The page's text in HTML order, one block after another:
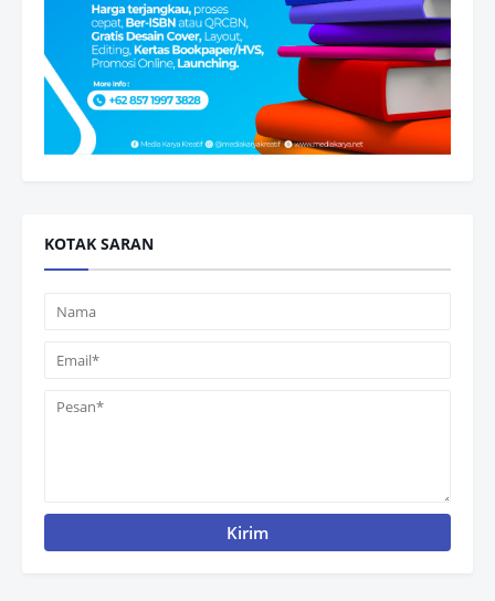
KOTAK SARAN